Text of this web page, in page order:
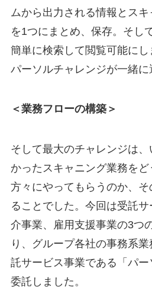
ムから出力される情報とス
を1つにまとめ、保存。そし
簡単に検索して閲覧可能にし
パーソルチャレンジが一緒に
＜業務フローの構築＞
そして最大のチャレンジは
かったスキャニング業務を
方々にやってもらうのか、そ
ることでした。今回は受託
介事業、雇用支援事業の3つ
り、グループ各社の事務系
託サービス事業である「パ
委託しました。